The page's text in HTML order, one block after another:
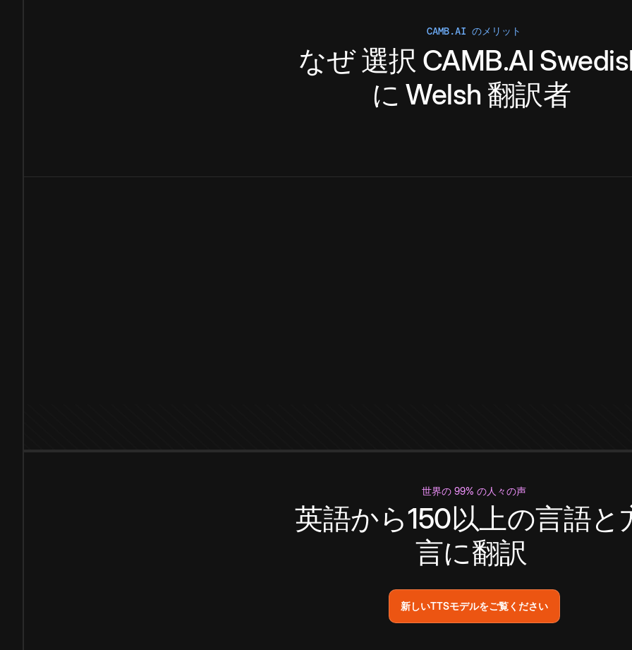
CAMB.AI のメリット
なぜ選択 CAMB.AI
に Welsh 翻訳者
世界の 99% の人々の声
英語から150以上の言語と
言に翻訳
新しいTTSモデルをご覧ください